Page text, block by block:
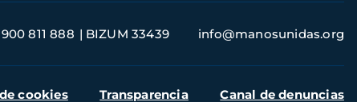
900 811 888 BIZUM 33439 info@manosunidas.org
cookies Transparencia Canal de denuncias